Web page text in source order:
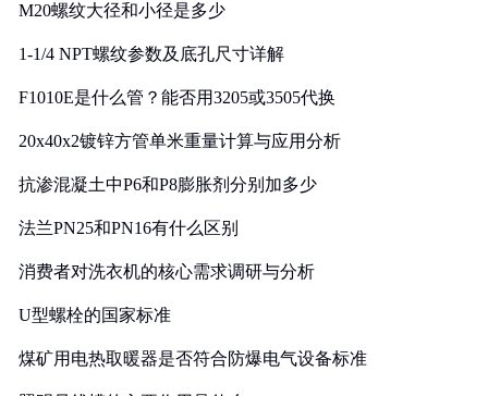
M20螺纹大径和小径是多少
1-1/4 NPT螺纹参数及底孔尺寸详解
F1010E是什么管？能否用3205或3505代换
20x40x2镀锌方管单米重量计算与应用分析
抗渗混凝土中P6和P8膨胀剂分别加多少
法兰PN25和PN16有什么区别
消费者对洗衣机的核心需求调研与分析
U型螺栓的国家标准
煤矿用电热取暖器是否符合防爆电气设备标准